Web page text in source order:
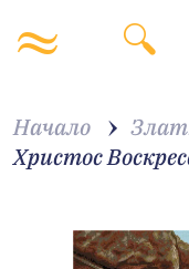
Начало
Христос